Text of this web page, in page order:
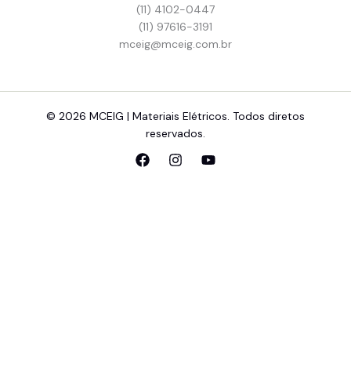
(11) 4102-0447
(11) 97616-3191
mceig@mceig.com.br
© 2026 MCEIG | Materiais Elétricos. Todos diretos
reservados.